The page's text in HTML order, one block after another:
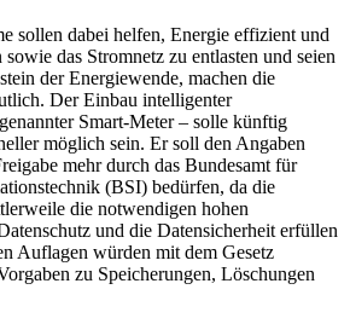
sollen dabei helfen, Energie effizient und
das Stromnetz zu entlasten und seien
der Energiewende, machen die
Der Einbau intelligenter
Smart-Meter – solle künftig
möglich sein. Er soll den Angaben
mehr durch das Bundesamt für
(BSI) bedürfen, da die
die notwendigen hohen
und die Datensicherheit erfüllen
Auflagen würden mit dem Gesetz
zu Speicherungen, Löschungen